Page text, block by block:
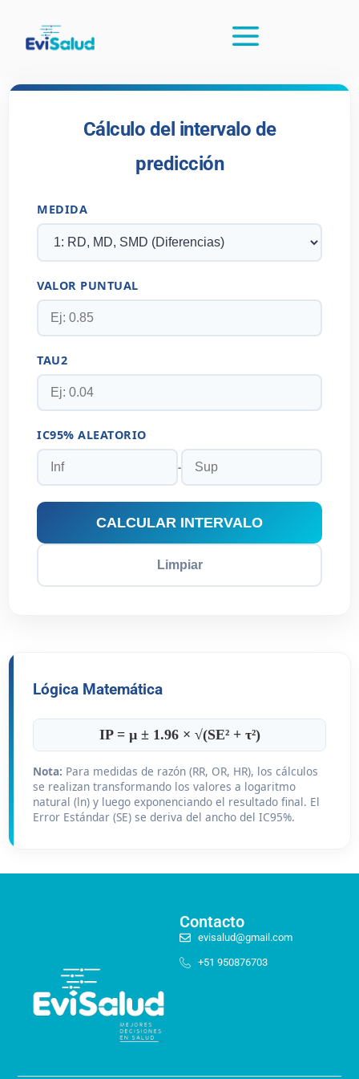
Cálculo del intervalo de
predicción
MEDIDA
VALOR PUNTUAL
TAU2
IC95% ALEATORIO
-
CALCULAR INTERVALO
Limpiar
Lógica Matemática
IP = µ ± 1.96 × √(SE² + τ²)
Nota: Para medidas de razón (RR, OR, HR), los cálculos
se realizan transformando los valores a logaritmo
natural (ln) y luego exponenciando el resultado final. El
Error Estándar (SE) se deriva del ancho del IC95%.
Contacto
evisalud@gmail.com
+51 950876703